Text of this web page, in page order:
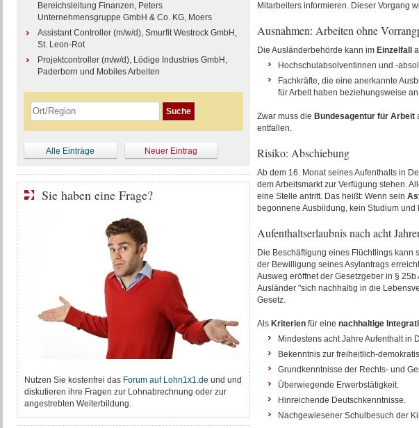
Mitarbeiters informieren. Dieser Vorgang
Ausnahmen: Arbeiten ohne
Die Ausländerbehörde kann imEinzelfall
Hochschulabsolventinnen und -
Fachkräfte, die eine anerkannte
für Arbeit haben beziehungsweise
Zwar muss die Bundesagentur für Arbeit
entfallen.
Risiko: Abschiebung
Ab dem 16. Monat seines Aufenthalts in
dem Arbeitsmarkt zur Verfügung stehen.
eine Stelle antritt. Das heißt: Wenn sein
begonnene Ausbildung, kein Studium und
Aufenthaltserlaubnis nach acht
Die Beschäftigung eines Flüchtlings kann
der Bewilligung seines Asylantrags
Ausweg eröffnet der Gesetzgeber in §
Ausländer "sich nachhaltig in die
Gesetz.
Als Kriterienfür eine nachhaltige
Mindestens acht Jahre Aufenthalt in
Bekenntnis zur freiheitlich-
Grundkenntnisse der Rechts- und
Überwiegende Erwerbstätigkeit.
Hinreichende Deutschkenntnisse.
Nachgewiesener Schulbesuch der
Bereichsleitung Finanzen, Peters
Unternehmensgruppe GmbH & Co. KG, Moers
Assistant Controller (m/w/d), Smurfit Westrock GmbH,
St. Leon-Rot
Projektcontroller (m/w/d), Lödige Industries GmbH,
Paderborn und Mobiles Arbeiten
Alle Einträge Neuer Eintrag
Sie haben eine Frage?
Nutzen Sie kostenfrei das Forum auf Lohn1x1.de und und
diskutieren ihre Fragen zur Lohnabrechnung oder zur
angestrebten Weiterbildung.